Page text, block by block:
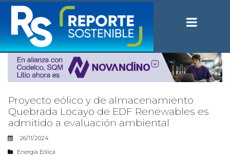
Proyecto eólico y de almacenamiento
Quebrada Locayo de EDF Renewables es
admitido a evaluación ambiental
26/11/2024
Energía Eólica